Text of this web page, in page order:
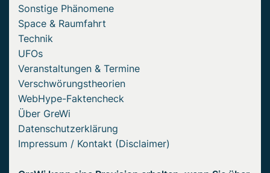
Sonstige Phänomene
Space & Raumfahrt
Technik
UFOs
Veranstaltungen & Termine
Verschwörungstheorien
WebHype-Faktencheck
Über GreWi
Datenschutzerklärung
Impressum / Kontakt (Disclaimer)